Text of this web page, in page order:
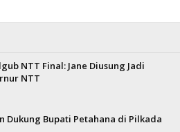
NTT Final: Jane Diusung Jadi
NTT
Dukung Bupati Petahana di Pilkada